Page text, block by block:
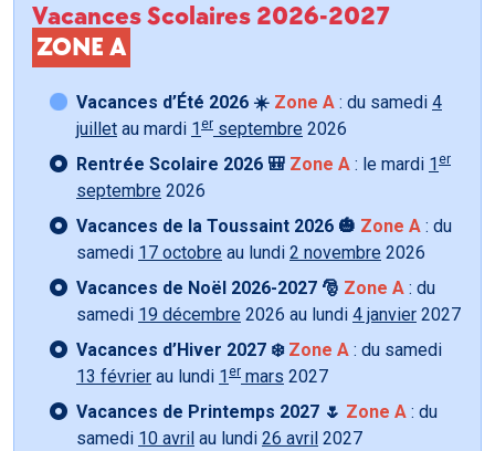
Vacances Scolaires 2026-2027
ZONE A
Vacances d’Été 2026 ☀️ Zone A : du samedi 4
juillet au mardi 1 er septembre 2026
Rentrée Scolaire 2026 🎒 Zone A : le mardi 1 er
septembre 2026
Vacances de la Toussaint 2026 🎃 Zone A : du
samedi 17 octobre au lundi 2 novembre 2026
Vacances de Noël 2026-2027 🎅 Zone A : du
samedi 19 décembre 2026 au lundi 4 janvier 2027
Vacances d’Hiver 2027 ❄️ Zone A : du samedi
13 février au lundi 1 er mars 2027
Vacances de Printemps 2027 🌷 Zone A : du
samedi 10 avril au lundi 26 avril 2027